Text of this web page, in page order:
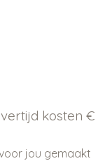
kosten €
jou gemaakt